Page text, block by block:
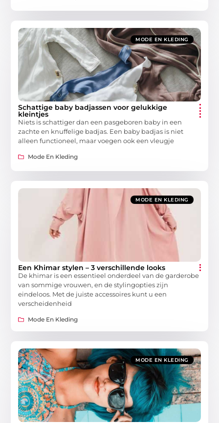
MODE EN KLEDING
Schattige baby badjassen voor gelukkige
kleintjes
Niets is schattiger dan een pasgeboren baby in een
zachte en knuffelige badjas. Een baby badjas is niet
alleen functioneel, maar voegen ook een vleugje
Mode En Kleding
MODE EN KLEDING
Een Khimar stylen – 3 verschillende looks
De khimar is een essentieel onderdeel van de garderobe
van sommige vrouwen, en de stylingopties zijn
eindeloos. Met de juiste accessoires kunt u een
verscheidenheid
Mode En Kleding
MODE EN KLEDING